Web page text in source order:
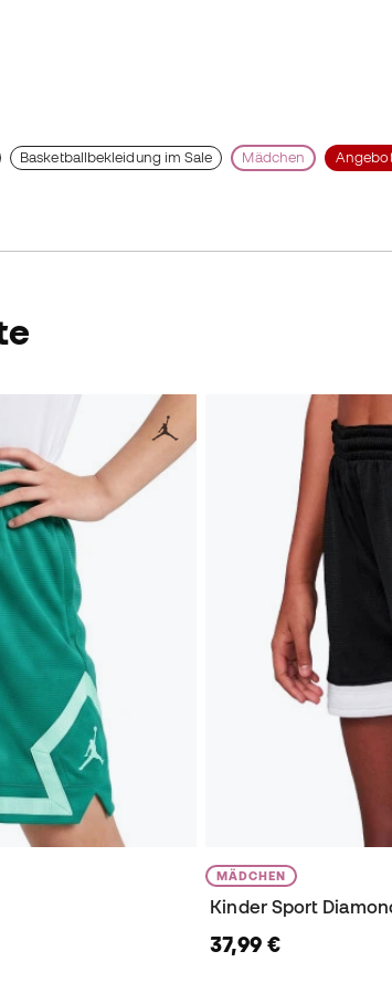
Basketballbekleidung im Sale Mädchen
MÄDCHEN
Kinder Sport
37,99 €